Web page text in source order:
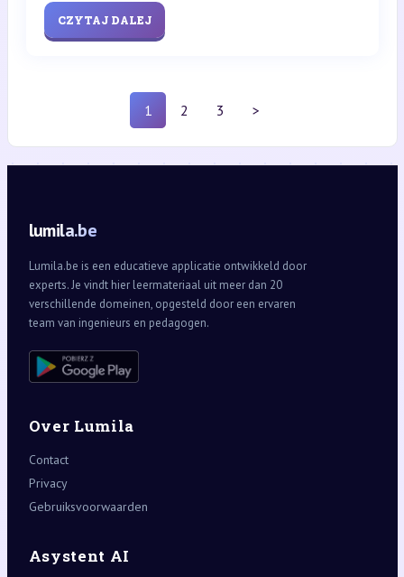
CZYTAJ DALEJ
1 2 3 >
lumila.be
Lumila.be is een educatieve applicatie ontwikkeld door
experts. Je vindt hier leermateriaal uit meer dan 20
verschillende domeinen, opgesteld door een ervaren
team van ingenieurs en pedagogen.
Over Lumila
Contact
Privacy
Gebruiksvoorwaarden
Asystent AI